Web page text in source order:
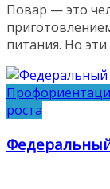
Повар — это
питания. Но эти
роста